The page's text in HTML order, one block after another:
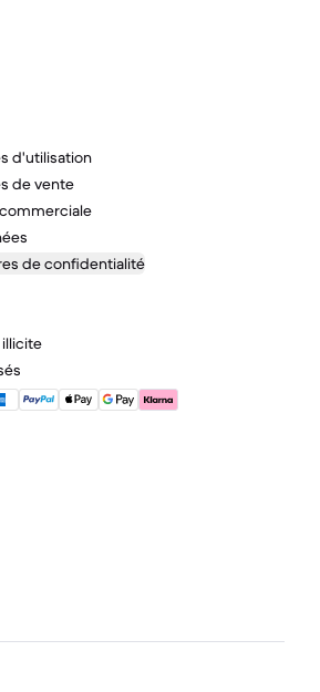
d'utilisation
de vente
de confidentialité